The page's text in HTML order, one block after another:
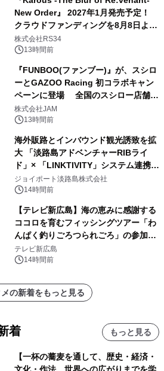
New Order』 2027年1月発売予定！
クラウドファンディングを8月8日より
開始
株式会社RS34
13時間前
『FUNBOO(ファンブー)』が、スシロ
ーとGAZOO Racing 初コラボキャン
ペーンに登場 全国のスシロー店舗で
GR 4車種の FUNBOO(ミニカー)付き
メニューが展開されます
株式会社JAM
13時間前
海外販路とインバウンド観光誘致を拡
大 「淡路島アドベンチャーRIBライ
ド」× 「LINKTIVITY」システム連携を
開始！
ジョイポート淡路島株式会社
14時間前
【テレビ新広島】海の恵みに感謝する
ココロを育むフィッシングツアー「わ
んぱく釣りごろつられごろ」の参加小
学生を募集
テレビ新広島
14時間前
の新着をもっと見る
着 もっと見る
【一杯の蕎麦を通して、歴史・経済・